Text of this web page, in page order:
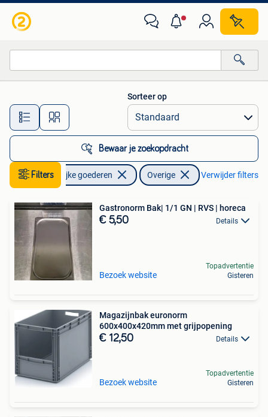
Alle afstanden…
Sorteer op
Bewaar je zoekopdracht
FiltersZakelijke goederen Overige Verwijder filters
Gastronorm Bak| 1/1 GN | RVS | horeca
€ 5,50 Details
Bezoek website
Topadvertentie
Gisteren
Magazijnbak euronorm
600x400x420mm met grijpopening
€ 12,50 Details
Bezoek website
Topadvertentie
Gisteren